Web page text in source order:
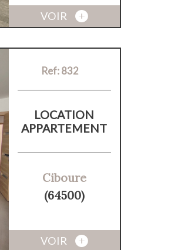
VOIR
Ref: 832
LOCATION
APPARTEMENT
Ciboure
(64500)
VOIR